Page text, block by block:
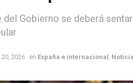
Gobierno se deberá
2026 en España e internacional